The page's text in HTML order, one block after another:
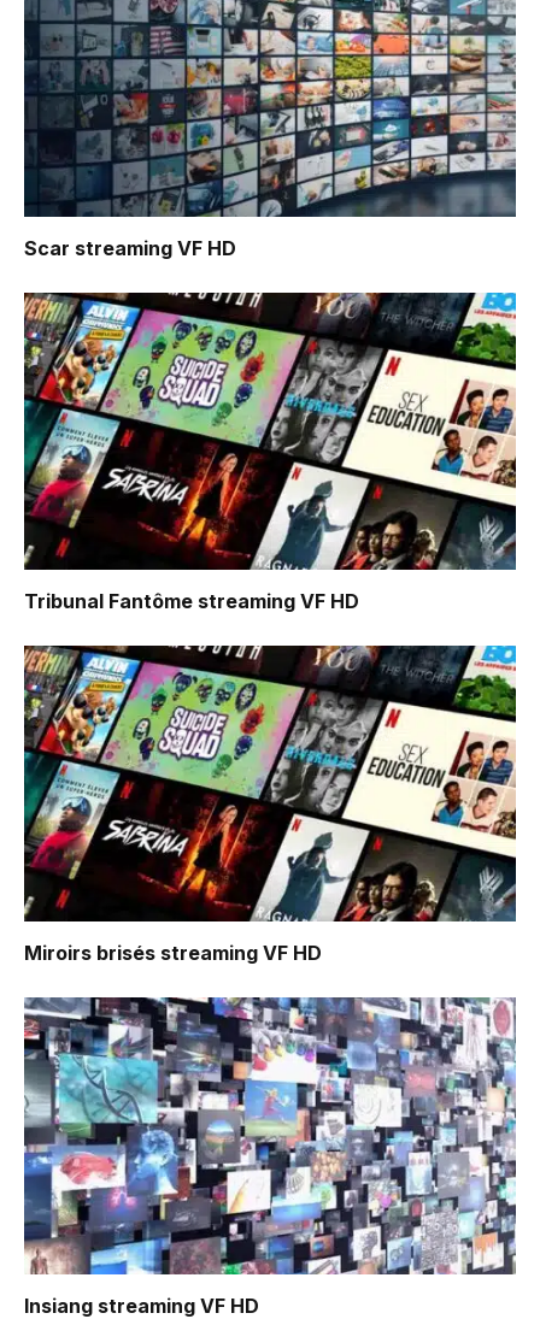
Scar streaming VF HD
Tribunal Fantôme streaming VF HD
Miroirs brisés streaming VF HD
Insiang streaming VF HD